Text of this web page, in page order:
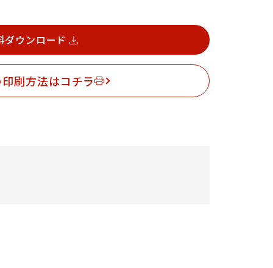
ダウンロード
刷方法はコチラ